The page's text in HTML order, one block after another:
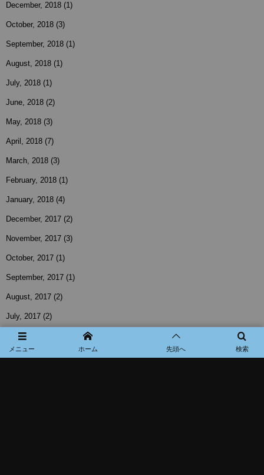
December, 2018 (1)
October, 2018 (3)
September, 2018 (1)
August, 2018 (1)
July, 2018 (1)
June, 2018 (2)
May, 2018 (3)
April, 2018 (7)
March, 2018 (3)
February, 2018 (1)
January, 2018 (4)
December, 2017 (2)
November, 2017 (3)
October, 2017 (1)
September, 2017 (1)
August, 2017 (2)
July, 2017 (2)
June, 2017
メニュー 検索
ホーム 先頭へ